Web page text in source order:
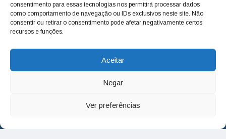
consentimento para essas tecnologias nos permitirá processar dados
como comportamento de navegação ou IDs exclusivos neste site. Não
consentir ou retirar o consentimento pode afetar negativamente certos
recursos e funções.
Aceitar
Negar
Ver preferências
deixamos de lado as necessidades do cidadão, sempre
questionando os órgãos públicos em busca de melhorias
para a cidade e sempre cobrando resoluções para casos
adm@jtv.com.br
(19) 3929-6225